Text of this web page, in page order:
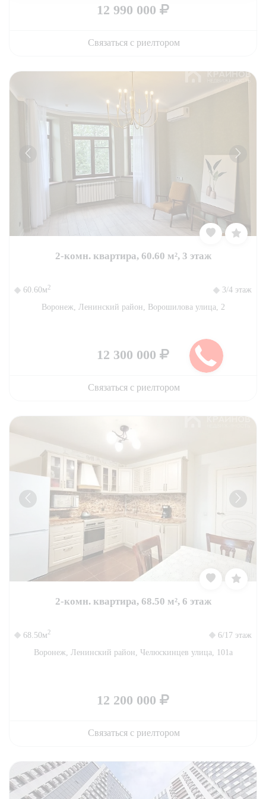
12 990 000
Связаться с риелтором
2-комн. квартира, 60.60 м², 3 этаж
60.60м2
3/4 этаж
Воронеж, Ленинский район, Ворошилова улица, 2
12 300 000
Связаться с риелтором
2-комн. квартира, 68.50 м², 6 этаж
68.50м2
6/17 этаж
Воронеж, Ленинский район, Челюскинцев улица, 101а
12 200 000
Связаться с риелтором